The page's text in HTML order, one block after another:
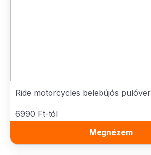
Ride motorcycles belebújós pulóver
6990 Ft-tól
Megnézem